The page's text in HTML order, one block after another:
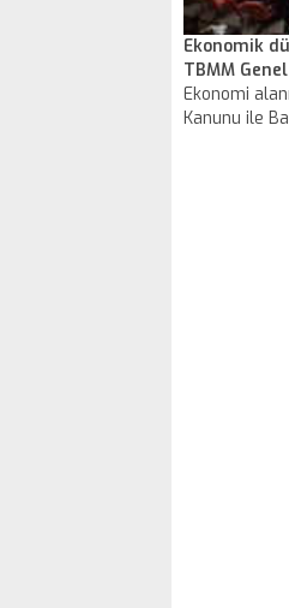
Ekonomik
TBMM
Ekonomi
Kanunu ile